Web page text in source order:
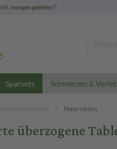
morgen geliefert3
Sparsets Schmerzen &
Neurobion
überzogene